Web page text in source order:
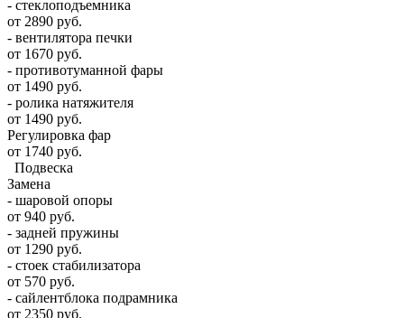
- стеклоподъемника
от 2890 руб.
- вентилятора печки
от 1670 руб.
- противотуманной фары
от 1490 руб.
- ролика натяжителя
от 1490 руб.
Регулировка фар
от 1740 руб.
Подвеска
Замена
- шаровой опоры
от 940 руб.
- задней пружины
от 1290 руб.
- стоек стабилизатора
от 570 руб.
- сайлентблока подрамника
от 2350 руб.